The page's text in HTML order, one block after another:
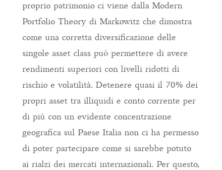
proprio patrimonio ci viene dalla Modern
Portfolio Theory di Markowitz che dimostra
come una corretta diversificazione delle
singole asset class può permettere di avere
rendimenti superiori con livelli ridotti di
rischio e volatilità. Detenere quasi il 70% dei
propri asset tra illiquidi e conto corrente per
di più con un evidente concentrazione
geografica sul Paese Italia non ci ha permesso
di poter partecipare come si sarebbe potuto
ai rialzi dei mercati internazionali. Per questo,